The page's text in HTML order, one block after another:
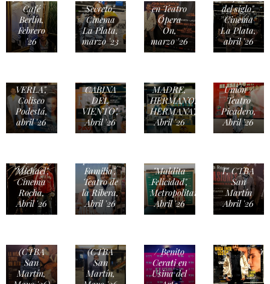
Café
Berlín,
Febrero
'26
Secreto",
Cinema
La Plata,
marzo '23
en Teatro
Ópera
On,
marzo '26
del siglo",
Cinema
La Plata,
abril '26
Teatro /
"POR EL
PLACER
VERLA",
Coliseo
Podestá,
abril '26
CABINA
DEL
VIENTO",
Abril '26
MADRE,
HERMANO,
HERMANA",
Abril '26
Unión /
Teatro
Picadero,
Abril '26
"Michael",
Cinema
Rocha,
Abril '26
Familia",
Teatro de
la Ribera,
Abril '26
"Maldita
Felicidad",
Metropolitan,
Abril '26
I", CTBA
San
Martín
Abril '26
TEATRO
/ "La
(CTBA
San
Martín,
TEATRO
(CTBA
San
Martín,
/ Benito
Cerati en
Usina del